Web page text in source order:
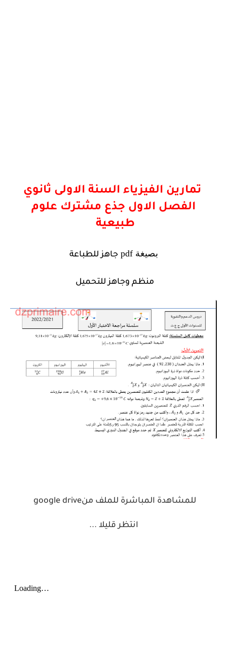
تمارين الفيزياء السنة الاولى ثانوي
الفصل الاول جذع مشترك علوم
طبيعية
بصيغة جاهز للطباعة
منظم وجاهز للتحميل
للمشاهدة المباشرة للملف منgoogle drive
انتظر قليلا ...